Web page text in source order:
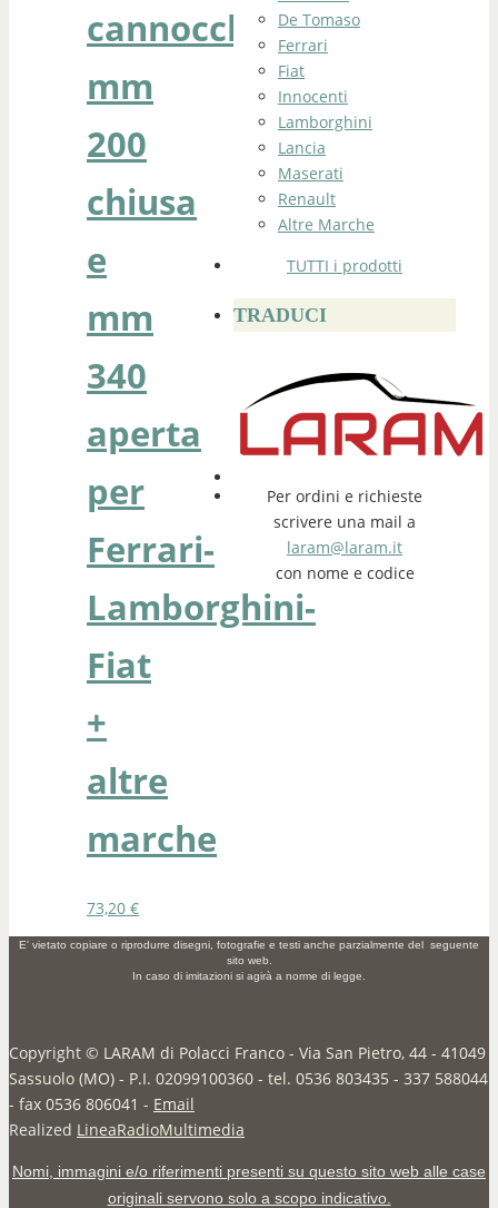
cannocchiale
mm
200
chiusa
e
mm
340
aperta
per
Ferrari-
Lamborghini-
Fiat
+
altre
marche
73,20 €
De Tomaso
Ferrari
Fiat
Innocenti
Lamborghini
Lancia
Maserati
Renault
Altre Marche
TUTTI i prodotti
TRADUCI
Per ordini e richieste
scrivere una mail a
laram@laram.it
con nome e codice
E' vietato copiare o riprodurre disegni, fotografie e testi anche parzialmente del seguente
sito web.
In caso di imitazioni si agirà a norme di legge.
Copyright © LARAM di Polacci Franco - Via San Pietro, 44 - 41049
Sassuolo (MO) - P.I. 02099100360 - tel. 0536 803435 - 337 588044
- fax 0536 806041 - Email
Realized LineaRadioMultimedia
Nomi, immagini e/o riferimenti presenti su questo sito web alle case
originali servono solo a scopo indicativo.